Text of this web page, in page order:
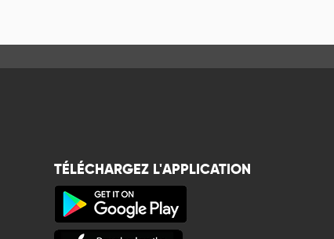
TÉLÉCHARGEZ L'APPLICATION